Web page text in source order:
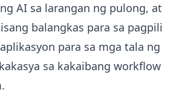
AI sa larangan ng pulong, at
balangkas para sa pagpili
para sa mga tala ng
sa kakaibang workflow